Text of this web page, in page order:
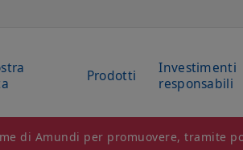
Prodotti
Investimenti
responsabili
di Amundi per promuovere, tramite